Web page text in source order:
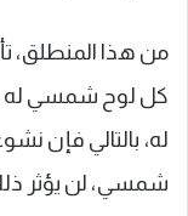
من هذا المنطلق،
كل لوح شمسي له
له، بالتالي فإن
شمسي، لن يؤثر